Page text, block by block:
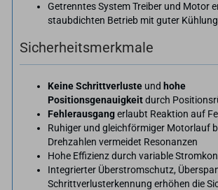
Getrenntes System Treiber und Motor
staubdichten Betrieb mit guter
Sicherheitsmerkmale
Keine Schrittverluste und hohe
Positionsgenauigkeitdurch
Fehlerausgangerlaubt Reaktion auf
Ruhiger und gleichförmiger Motorlauf
Drehzahlen vermeidet Resonanzen
Hohe Effizienz durch variable
Integrierter Überstromschutz,
Schrittverlusterkennung erhöhen die